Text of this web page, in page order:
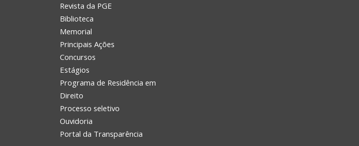
Revista da PGE
Biblioteca
Memorial
Principais Ações
Concursos
Estágios
Programa de Residência em
Direito
Processo seletivo
Ouvidoria
Portal da Transparência